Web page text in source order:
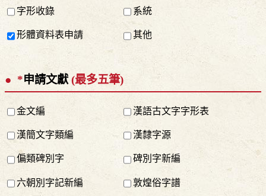
字形收錄 系統
形體資料表申請 其他
*申請文獻 (最多五筆)
金文編 漢語古文字字形表
漢簡文字類編 漢隸字源
偏類碑別字 碑別字新編
六朝別字記新編 敦煌俗字譜